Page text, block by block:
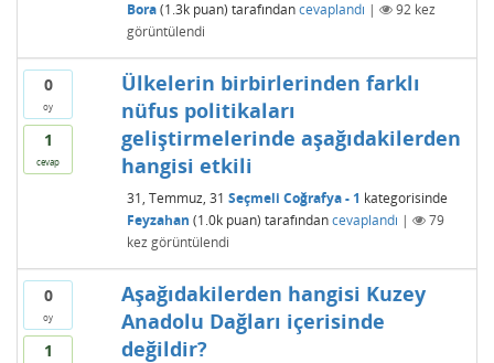
Bora (1.3kpuan) tarafından cevaplandı | 92kez
görüntülendi
0
oy
1
cevap
Ülkelerin birbirlerinden farklı
nüfus politikaları
geliştirmelerinde aşağıdakilerden
hangisi etkili
31, Temmuz, 31 Seçmeli Coğrafya - 1 kategorisinde
Feyzahan (1.0kpuan) tarafından cevaplandı |
79
kez görüntülendi
0
oy
1
Aşağıdakilerden hangisi Kuzey
Anadolu Dağları içerisinde
değildir?